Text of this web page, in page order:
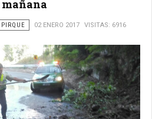
mañana
02 ENERO 2017 VISITAS: 6916